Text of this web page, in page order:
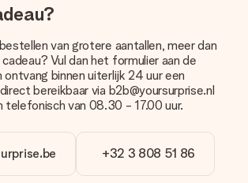
je weten of je een pakketje of
betalen?
betaalmethodes aan: iDeal, Paypal,
overboeking. Hou bij handmatige
met 3 dagen extra levertijd van je
van grotere aantallen, meer dan
Vul dan het formulier aan de
binnen uiterlijk 24 uur een
bereikbaar via b2b@yoursurprise.nl
telefonisch van 08.30 - 17.00 uur.
+32 3 808 51 86